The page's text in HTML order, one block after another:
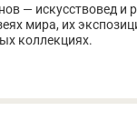
— искусствовед и
мира, их
коллекциях.